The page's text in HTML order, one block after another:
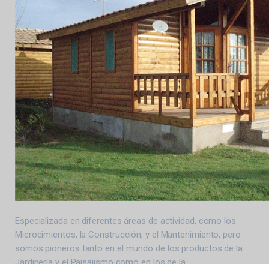
Especializada en diferentes áreas de actividad, como los
Microcimientos, la Construcción, y el Mantenimiento, pero
somos pioneros tanto en el mundo de los productos de la